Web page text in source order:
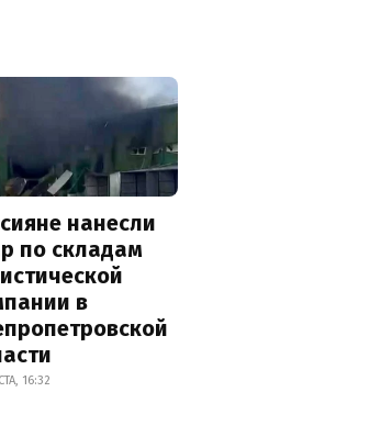
нанесли
по складам
в
16:32